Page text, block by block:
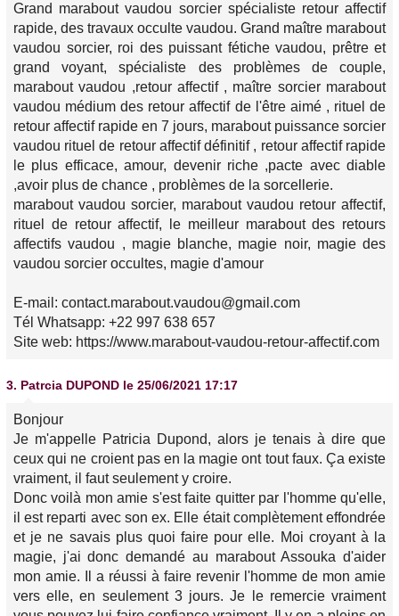
Grand marabout vaudou sorcier spécialiste retour affectif
rapide, des travaux occulte vaudou. Grand maître marabout
vaudou sorcier, roi des puissant fétiche vaudou, prêtre et
grand voyant, spécialiste des problèmes de couple,
marabout vaudou ,retour affectif , maître sorcier marabout
vaudou médium des retour affectif de l'être aimé , rituel de
retour affectif rapide en 7 jours, marabout puissance sorcier
vaudou rituel de retour affectif définitif , retour affectif rapide
le plus efficace, amour, devenir riche ,pacte avec diable
,avoir plus de chance , problèmes de la sorcellerie.
marabout vaudou sorcier, marabout vaudou retour affectif,
rituel de retour affectif, le meilleur marabout des retours
affectifs vaudou , magie blanche, magie noir, magie des
vaudou sorcier occultes, magie d'amour
E-mail: contact.marabout.vaudou@gmail.com
Tél Whatsapp: +22 997 638 657
Site web: https://www.marabout-vaudou-retour-affectif.com
3. Patrcia DUPOND le 25/06/2021 17:17
Bonjour
Je m'appelle Patricia Dupond, alors je tenais à dire que
ceux qui ne croient pas en la magie ont tout faux. Ça existe
vraiment, il faut seulement y croire.
Donc voilà mon amie s'est faite quitter par l'homme qu'elle,
il est reparti avec son ex. Elle était complètement effondrée
et je ne savais plus quoi faire pour elle. Moi croyant à la
magie, j'ai donc demandé au marabout Assouka d'aider
mon amie. Il a réussi à faire revenir l'homme de mon amie
vers elle, en seulement 3 jours. Je le remercie vraiment